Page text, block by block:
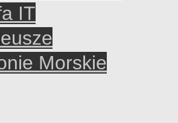
IT
Morskie